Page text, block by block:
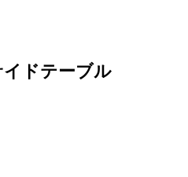
イドテーブル